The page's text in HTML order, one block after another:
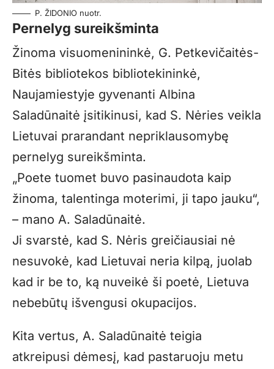
P. ŽIDONIO nuotr.
Pernelyg sureikšminta
Žinoma visuomenininkė, G. Petkevičaitės-
Bitės bibliotekos bibliotekininkė,
Naujamiestyje gyvenanti Albina
Saladūnaitė įsitikinusi, kad S. Nėries veikla
Lietuvai prarandant nepriklausomybę
pernelyg sureikšminta.
„Poete tuomet buvo pasinaudota kaip
žinoma, talentinga moterimi, ji tapo jauku“,
– mano A. Saladūnaitė.
Ji svarstė, kad S. Nėris greičiausiai nė
nesuvokė, kad Lietuvai neria kilpą, juolab
kad ir be to, ką nuveikė ši poetė, Lietuva
nebebūtų išvengusi okupacijos.
Kita vertus, A. Saladūnaitė teigia
atkreipusi dėmesį, kad pastaruoju metu